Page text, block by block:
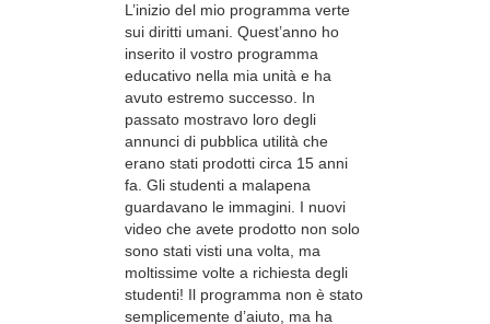
L’inizio del mio programma verte
sui diritti umani. Quest’anno ho
inserito il vostro programma
educativo nella mia unità e ha
avuto estremo successo. In
passato mostravo loro degli
annunci di pubblica utilità che
erano stati prodotti circa 15 anni
fa. Gli studenti a malapena
guardavano le immagini. I nuovi
video che avete prodotto non solo
sono stati visti una volta, ma
moltissime volte a richiesta degli
studenti! Il programma non è stato
semplicemente d’aiuto, ma ha